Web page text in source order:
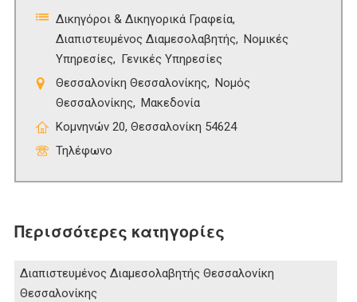
Δικηγόροι & Δικηγορικά Γραφεία
Διαπιστευμένος Διαμεσολαβητής
Νομικές
Υπηρεσίες
Γενικές Υπηρεσίες
Θεσσαλονίκη Θεσσαλονίκης
Νομός
Θεσσαλονίκης
Μακεδονία
Κομνηνών 20, Θεσσαλονίκη 54624
Τηλέφωνο
Περισσότερες κατηγορίες
Διαπιστευμένος Διαμεσολαβητής Θεσσαλονίκη
Θεσσαλονίκης